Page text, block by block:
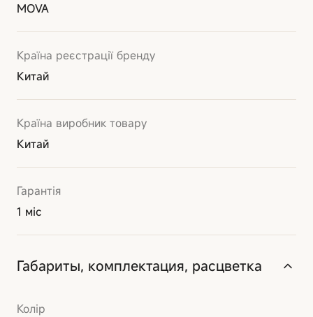
MOVA
Країна реєстрації бренду
Китай
Країна виробник товару
Китай
Гарантія
1 міс
Габариты, комплектация, расцветка
Колір